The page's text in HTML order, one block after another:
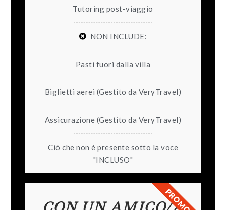
Tutoring post-viaggio
NON INCLUDE:
Pasti fuori dalla villa
Biglietti aerei (Gestito da VeryTravel)
Assicurazione (Gestito da VeryTravel)
Ciò che non è presente sotto la voce
"INCLUSO"